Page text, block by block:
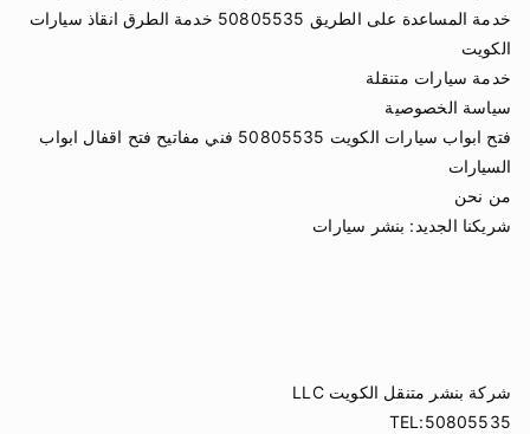
خدمة المساعدة على الطريق 50805535 خدمة الطرق انقاذ سيارات
الكويت
خدمة سيارات متنقلة
سياسة الخصوصية
فتح ابواب سيارات الكويت 50805535 فني مفاتيح فتح اقفال ابواب
السيارات
من نحن
شريكنا الجديد: بنشر سيارات
شركة بنشر متنقل الكويت LLC
TEL:50805535